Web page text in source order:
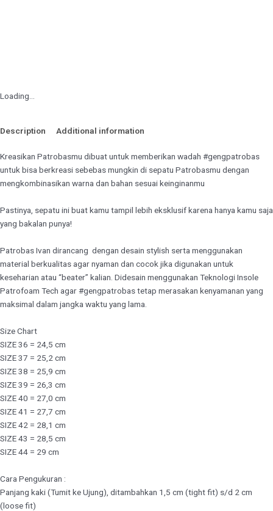
Loading...
Description Additional information
Kreasikan Patrobasmu dibuat untuk memberikan wadah #gengpatrobas
untuk bisa berkreasi sebebas mungkin di sepatu Patrobasmu dengan
mengkombinasikan warna dan bahan sesuai keinginanmu
Pastinya, sepatu ini buat kamu tampil lebih eksklusif karena hanya kamu saja
yang bakalan punya!
Patrobas Ivan dirancang dengan desain stylish serta menggunakan
material berkualitas agar nyaman dan cocok jika digunakan untuk
keseharian atau “beater” kalian. Didesain menggunakan Teknologi Insole
Patrofoam Tech agar #gengpatrobas tetap merasakan kenyamanan yang
maksimal dalam jangka waktu yang lama.
Size Chart
SIZE 36 = 24,5 cm
SIZE 37 = 25,2 cm
SIZE 38 = 25,9 cm
SIZE 39 = 26,3 cm
SIZE 40 = 27,0 cm
SIZE 41 = 27,7 cm
SIZE 42 = 28,1 cm
SIZE 43 = 28,5 cm
SIZE 44 = 29 cm
Cara Pengukuran :
Panjang kaki (Tumit ke Ujung), ditambahkan 1,5 cm (tight fit) s/d 2 cm
(loose fit)